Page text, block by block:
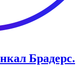
Брадерс.